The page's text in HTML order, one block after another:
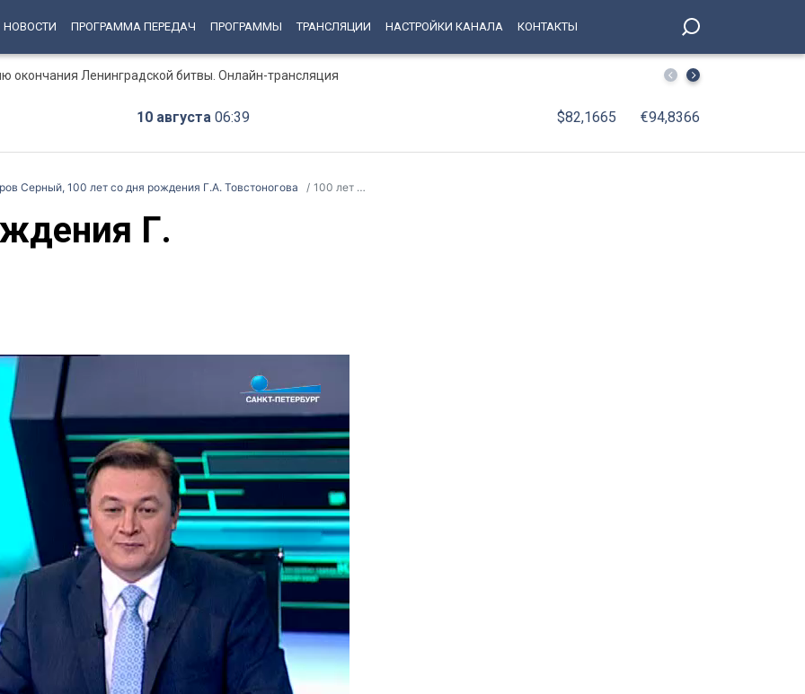
НОВОСТИ ПРОГРАММА ПЕРЕДАЧ ПРОГРАММЫ ТРАНСЛЯЦИИ НАСТРОЙКИ КАНАЛА КОНТАКТЫ
окончания Ленинградской битвы. Онлайн-трансляция Российские ученые создали гель, возвращающий
10 августа 06:39 $82,1665 €94,8366
Серный, 100 лет со дня рождения Г.А. Товстоногова 100 лет со дня рождения Г. А.Товстоногова
Г.